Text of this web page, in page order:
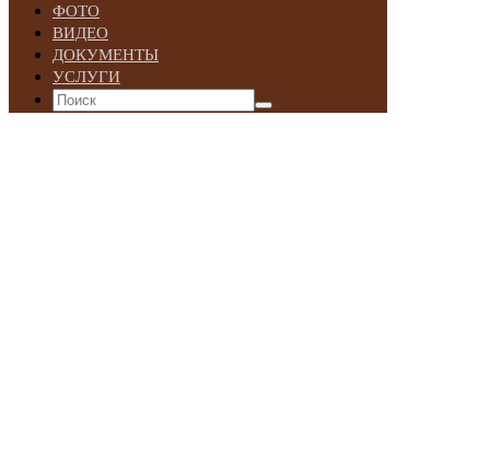
ФОТО
ВИДЕО
ДОКУМЕНТЫ
УСЛУГИ